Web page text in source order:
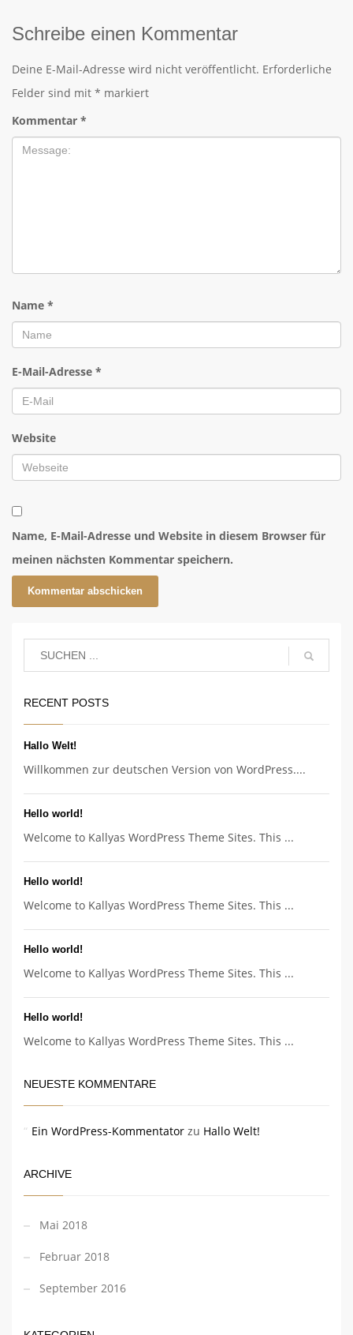
Schreibe einen Kommentar
Deine E-Mail-Adresse wird nicht veröffentlicht. Erforderliche
Felder sind mit * markiert
Kommentar *
Name *
E-Mail-Adresse *
Website
Name, E-Mail-Adresse und Website in diesem Browser für
meinen nächsten Kommentar speichern.
RECENT POSTS
Hallo Welt!
Willkommen zur deutschen Version von WordPress....
Hello world!
Welcome to Kallyas WordPress Theme Sites. This ...
Hello world!
Welcome to Kallyas WordPress Theme Sites. This ...
Hello world!
Welcome to Kallyas WordPress Theme Sites. This ...
Hello world!
Welcome to Kallyas WordPress Theme Sites. This ...
NEUESTE KOMMENTARE
Ein WordPress-Kommentator zu Hallo Welt!
ARCHIVE
Mai 2018
Februar 2018
September 2016